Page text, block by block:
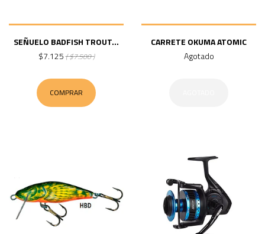
SEÑUELO BADFISH TROUT...
$7.125( $7.500 )
COMPRAR
CARRETE OKUMA ATOMIC
Agotado